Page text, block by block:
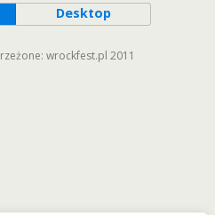
Desktop
wrockfest.pl 2011